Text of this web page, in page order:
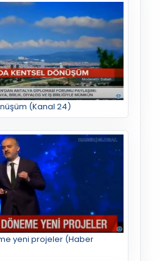
(Kanal 24)
yeni projeler (Haber